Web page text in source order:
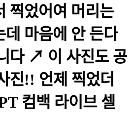
찍었어여 머리는
데 마음에 안 든다
다 ↗️ 이 사진도 공
진!! 언제 찍었더
컴백 라이브 셀